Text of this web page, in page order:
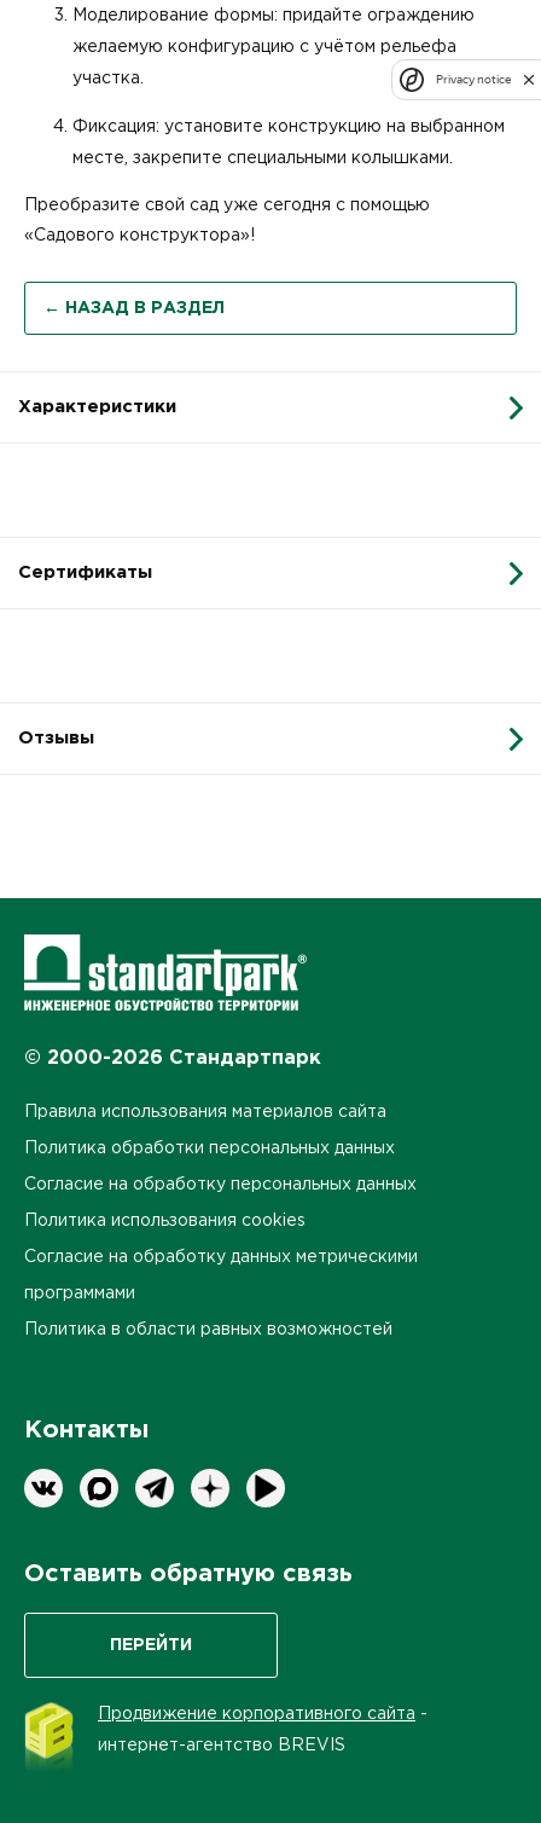
Моделирование формы: придайте ограждению
желаемую конфигурацию с учётом рельефа
участка.
Фиксация: установите конструкцию на выбранном
месте, закрепите специальными колышками.
Преобразите свой сад уже сегодня с помощью
«Садового конструктора»!
← НАЗАД В РАЗДЕЛ
Характеристики
Сертификаты
Отзывы
© 2000-2026 Стандартпарк
Правила использования материалов сайта
Политика обработки персональных данных
Согласие на обработку персональных данных
Политика использования cookies
Согласие на обработку данных метрическими
программами
Политика в области равных возможностей
Контакты
Оставить обратную связь
ПЕРЕЙТИ
Продвижение корпоративного сайта -
интернет-агентство BREVIS
Privacy notice